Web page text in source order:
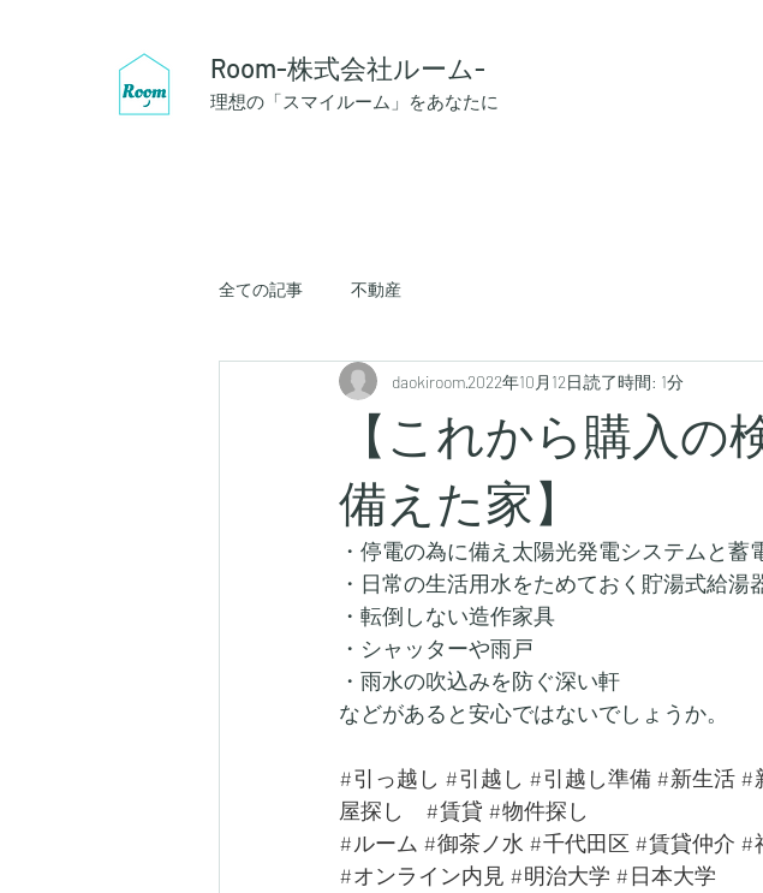
Room-株式会社ルーム-
理想の「スマイルーム」をあなたに
全ての記事 不動産
【これから購入の
備えた家】
daokiroom2022年10月12日読了時間: 1分
・停電の為に備え太陽光発電システムと蓄
・日常の生活用水をためておく貯湯式給湯
・転倒しない造作家具
・シャッターや雨戸
・雨水の吹込みを防ぐ深い軒
などがあると安心ではないでしょうか。
#引っ越し #引越し #引越し準備 #新生活 #
屋探し
#賃貸 #物件探し
#ルーム #御茶ノ水 #千代田区 #賃貸仲介 #
#オンライン内見 #明治大学 #日本大学